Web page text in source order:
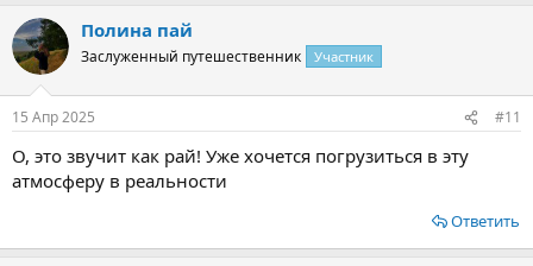
Полина пай
Заслуженный путешественник Участник
15 Апр 2025 #11
О, это звучит как рай! Уже хочется погрузиться в эту
атмосферу в реальности
Ответить